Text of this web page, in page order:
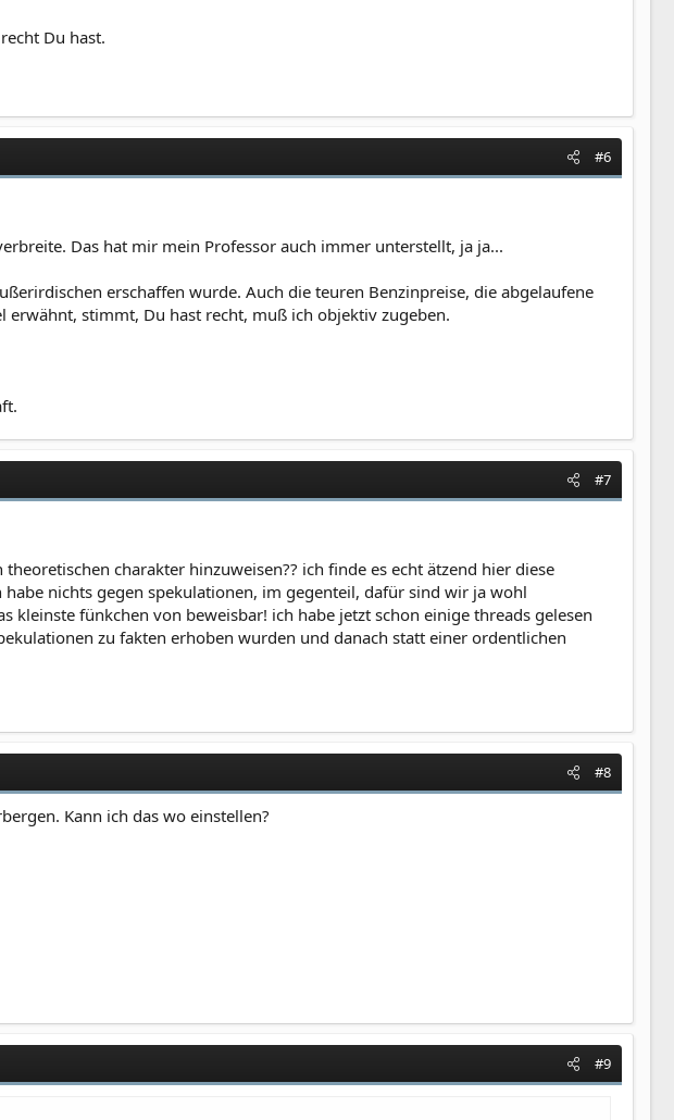
Du hast.
#6
Das hat mir mein Professor auch immer unterstellt, ja ja...
erschaffen wurde. Auch die teuren Benzinpreise, die abgelaufene
stimmt, Du hast recht, muß ich objektiv zugeben.
#7
charakter hinzuweisen?? ich finde es echt ätzend hier diese
nichts gegen spekulationen, im gegenteil, dafür sind wir ja wohl
kleinste fünkchen von beweisbar! ich habe jetzt schon einige threads gelesen
zu fakten erhoben wurden und danach statt einer ordentlichen
#8
Kann ich das wo einstellen?
#9